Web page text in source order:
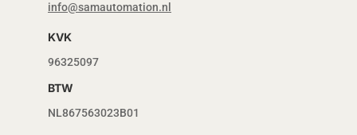
info@samautomation.nl
KVK
96325097
BTW
NL867563023B01